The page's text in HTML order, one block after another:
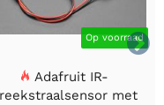

Op voorraad
Adafruit IR-
met